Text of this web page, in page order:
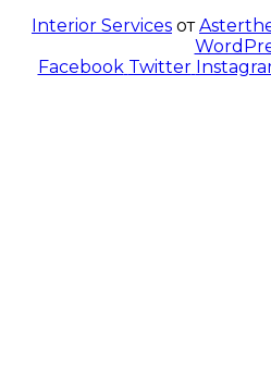
Interior Services от
Facebook Twitter